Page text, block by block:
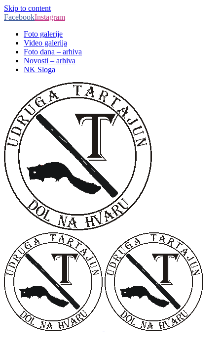
Skip to content
FacebookInstagram
Foto galerije
Video galerija
Foto dana – arhiva
Novosti – arhiva
NK Sloga